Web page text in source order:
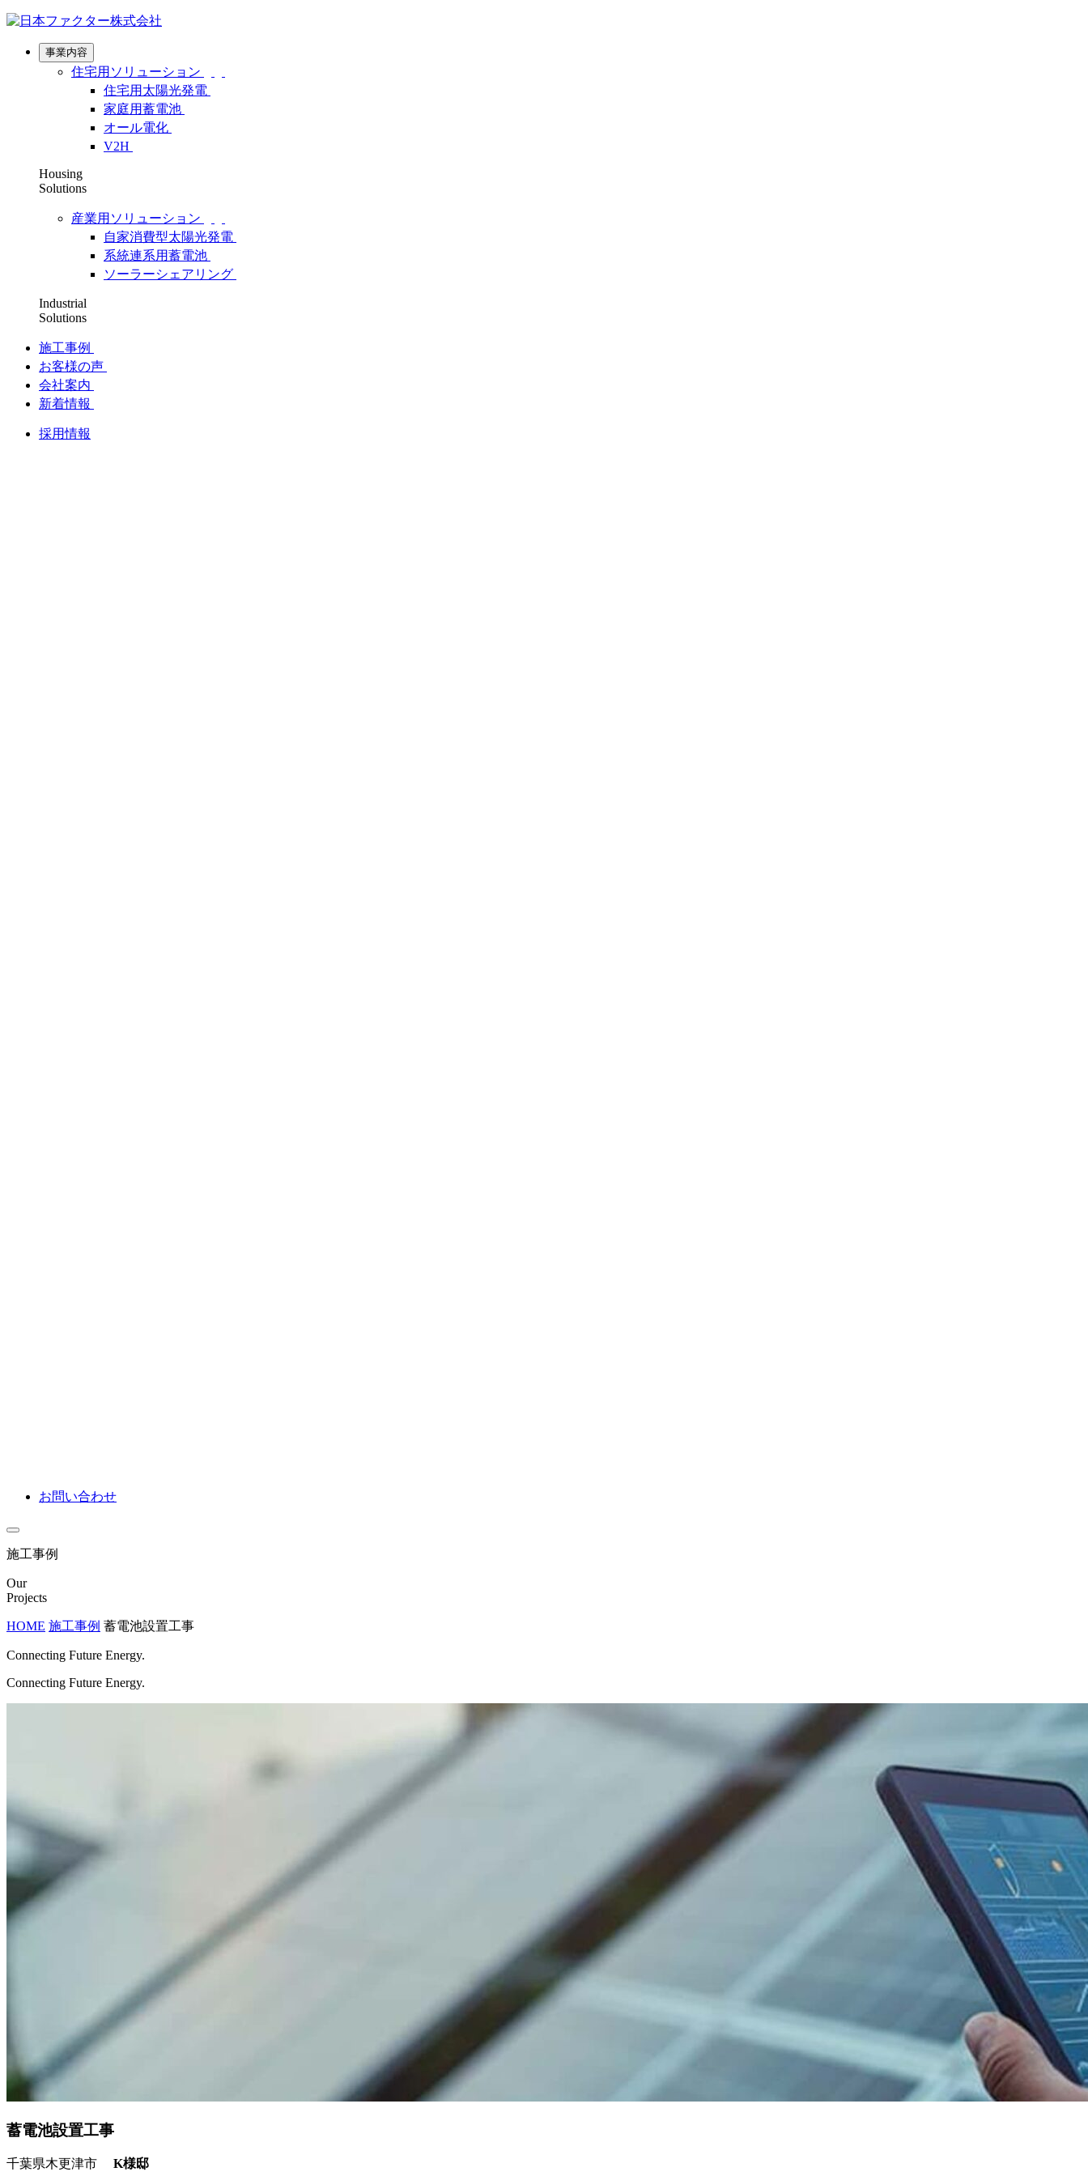
事業内容
住宅用ソリューション
住宅用太陽光発電
家庭用蓄電池
オール電化
V2H
Housing
Solutions
産業用ソリューション
自家消費型太陽光発電
系統連系用蓄電池
ソーラーシェアリング
Industrial
Solutions
施工事例
お客様の声
会社案内
新着情報
採用情報
お問い合わせ
施工事例
Our
Projects
HOME 施工事例 蓄電池設置工事
Connecting Future Energy.
Connecting Future Energy.
蓄電池設置工事
千葉県木更津市 K様邸